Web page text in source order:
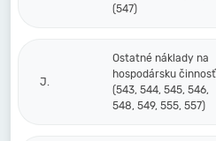
(547)
J.
Ostatné náklady na
hospodársku činnosť
(543, 544, 545, 546,
548, 549, 555, 557)